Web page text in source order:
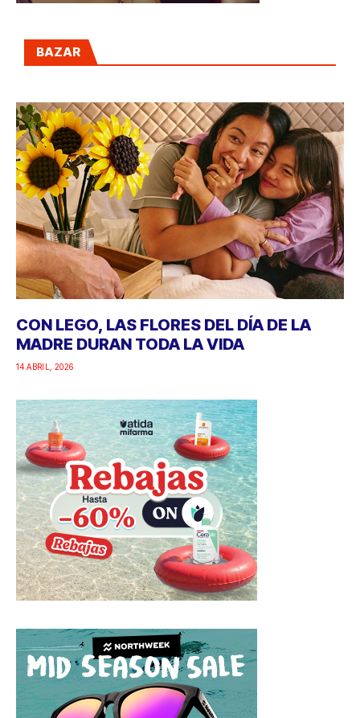
BAZAR
CON LEGO, LAS FLORES DEL DÍA DE LA
MADRE DURAN TODA LA VIDA
14 ABRIL, 2026